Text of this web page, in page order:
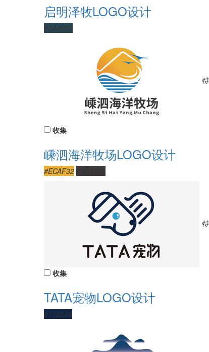
启明泽牧LOGO设计
#2A4853
特
收集
嵊泗海洋牧场LOGO设计
#ECAF32
特
收集
TATA宠物LOGO设计
#112546